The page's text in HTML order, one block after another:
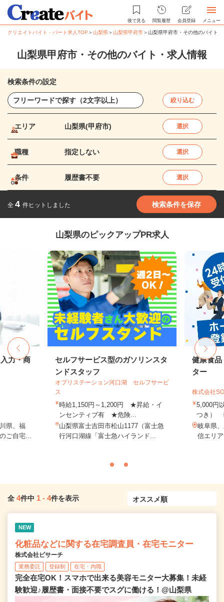
後で見る 閲覧履歴 会員登録 メニュー
クリエイトバイト・パート求人TOP ＞山梨県＞山梨県甲府市＞山梨県甲府市・その他のバイト
山梨県甲府市・その他のバイト・求人情報
検索条件の設定
絞り込む
エリア 山梨県(甲府市) 選択
職種 指定しない 選択
条件 履歴書不要 選択
全 4 件ヒットしました 検索条件を保存
山梨県のピックアップPR求人
力・商
県、福
ご自宅...
セルフサービス型のガソリンスタ
ンドスタッフ
オブリステーション河口湖 セルフサービ
ス
時給1,150円～1,200円 ★昇給・イ
ンセンティブ有 ★危険...
山梨県富士吉田市松山1177（富士急
行河口湖線「富士急ハイランド...
健康食品
ター
株式会社
5,000円
つき）
岐阜県
信エリ
全 4件中 1 - 4件を表示
NEW
化粧品などに関する在宅調査員・在宅モニター
株式会社ビサーチ
業務委託 登録制 在宅・内職
完全在宅OK！スマホで出来る美容モニター大募集！未経
験歓迎♪履歴書・面接不要でスグに働ける！@山梨県